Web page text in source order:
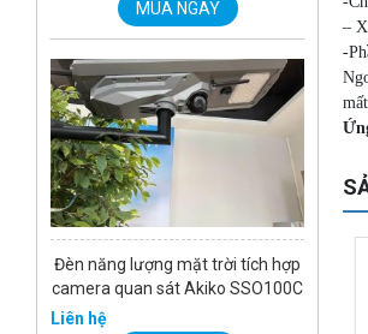
–
-
-29%
MUA NGAY
Đèn năng lượng mặt trời tích hợp
camera quan sát Akiko SSO100C
Liên hệ